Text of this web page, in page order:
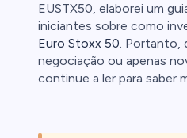
EUSTX50, elaborei um
iniciantes sobre como
Euro Stoxx 50. Portanto,
negociação ou apenas
continue a ler para saber